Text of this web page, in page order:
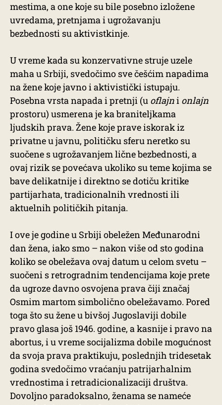
mestima, a one koje su bile posebno izložene
uvredama, pretnjama i ugrožavanju
bezbednosti su aktivistkinje.
U vreme kada su konzervativne struje uzele
maha u Srbiji, svedočimo sve češćim napadima
na žene koje javno i aktivistički istupaju.
Posebna vrsta napada i pretnji (u oflajni onlajn
prostoru) usmerena je ka braniteljkama
ljudskih prava. Žene koje prave iskorak iz
privatne u javnu, političku sferu neretko su
suočene s ugrožavanjem lične bezbednosti, a
ovaj rizik se povećava ukoliko su teme kojima se
bave delikatnije i direktno se dotiču kritike
partijarhata, tradicionalnih vrednosti ili
aktuelnih političkih pitanja.
I ove je godine u Srbiji obeležen Međunarodni
dan žena, iako smo – nakon više od sto godina
koliko se obeležava ovaj datum u celom svetu –
suočeni s retrogradnim tendencijama koje prete
da ugroze davno osvojena prava čiji značaj
Osmim martom simbolično obeležavamo. Pored
toga što su žene u bivšoj Jugoslaviji dobile
pravo glasa još 1946. godine, a kasnije i pravo na
abortus, i u vreme socijalizma dobile mogućnost
da svoja prava praktikuju, poslednjih tridesetak
godina svedočimo vraćanju patrijarhalnim
vrednostima i retradicionalizaciji društva.
Dovoljno paradoksalno, ženama se nameće